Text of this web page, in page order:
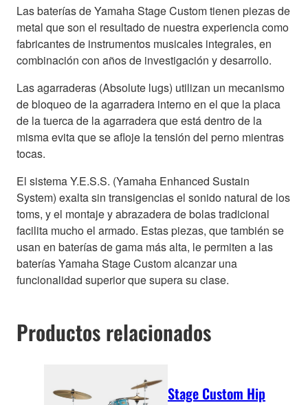
Las baterías de Yamaha Stage Custom tienen piezas de
metal que son el resultado de nuestra experiencia como
fabricantes de instrumentos musicales integrales, en
combinación con años de investigación y desarrollo.
Las agarraderas (Absolute lugs) utilizan un mecanismo
de bloqueo de la agarradera interno en el que la placa
de la tuerca de la agarradera que está dentro de la
misma evita que se afloje la tensión del perno mientras
tocas.
El sistema Y.E.S.S. (Yamaha Enhanced Sustain
System) exalta sin transigencias el sonido natural de los
toms, y el montaje y abrazadera de bolas tradicional
facilita mucho el armado. Estas piezas, que también se
usan en baterías de gama más alta, le permiten a las
baterías Yamaha Stage Custom alcanzar una
funcionalidad superior que supera su clase.
Productos relacionados
Stage Custom Hip